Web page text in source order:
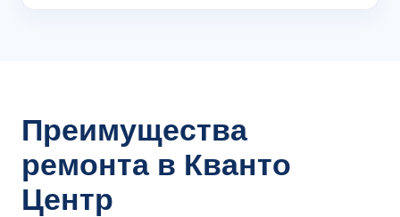
Преимущества
ремонта в Кванто
Центр